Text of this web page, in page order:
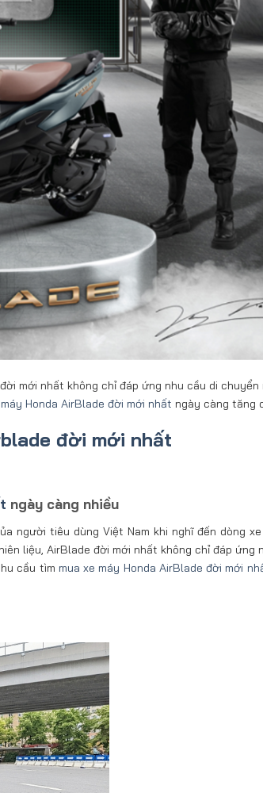
mới nhất không chỉ đáp ứng nhu cầu di chuyển
Honda AirBlade đời mới nhất ngày càng tăng
đời mới nhất
ngày càng nhiều
người tiêu dùng Việt Nam khi nghĩ đến dòng
liệu, AirBlade đời mới nhất không chỉ đáp ứng
cầu tìm mua xe máy Honda AirBlade đời mới